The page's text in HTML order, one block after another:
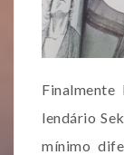
lendário
mínimo